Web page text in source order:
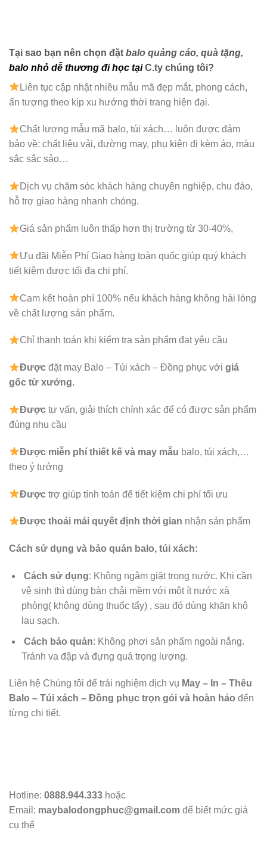
Tại sao bạn nên chọn đặt balo quảng cáo, quà tặng,
balo nhỏ dễ thương đi học tạiC.ty chúng tôi?
Liên tục cập nhật nhiều mẫu mã đẹp mắt, phong cách,
ấn tượng theo kịp xu hướng thời trang hiện đại.
Chất lượng mẫu mã balo, túi xách…
luôn được đảm
bảo về: chất liệu vải, đường may, phụ kiện đi kèm áo, màu
sắc sắc sảo…
Dịch vụ chăm sóc khách hàng chuyên nghiệp, chu đáo,
hỗ trợ giao hàng nhanh chóng.
Giá sản phẩm luôn thấp hơn thị trường từ 30-40%,
Ưu đãi Miễn Phí Giao hàng toàn quốc giúp quý khách
tiết kiệm được tối đa chi phí.
Cam kết hoàn phí 100% nếu khách hàng không hài lòng
về chất lượng sản phẩm.
Chỉ thanh toán khi kiểm tra sản phẩm đạt yêu cầu
Được đặt may Balo – Túi xách – Đồng phục vớigiá
gốc từ xưởng.
Đượctư vấn, giải thích chính xác để có được sản phẩm
đúng nhu cầu
Được miễn phí thiết kế và may mẫu balo, túi xách,…
theo ý tưởng
Đượctrợ giúp tính toán để tiết kiệm chi phí tối ưu
Đượcthoải mái quyết định thời gian nhận sản phẩm
Cách sử dụng và bảo quản balo, túi xách:
Cách sử dụng: Không ngâm giặt trong nước. Khi cần
vệ sinh thì dùng bàn chải mềm với một ít nước xà
phòng( không dùng thuốc tẩy) , sau đó dùng khăn khô
lau sạch.
Cách bảo quản: Không phơi sản phẩm ngoài nắng.
Tránh va đập và đựng quá trọng lượng.
Liên hệ Chúng tôi để trải nghiệm dịch vụ May – In – Thêu
Balo – Túi xách – Đồng phục trọn gói và hoàn hảo đến
từng chi tiết.
Hotline: 0888.944.333 hoặc
Email: maybalodongphuc@gmail.com để biết mức giá
cụ thể